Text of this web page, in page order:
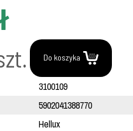
Do koszyka
3100109
5902041388770
Hellux